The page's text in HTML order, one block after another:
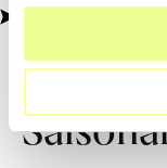
haben.
100%